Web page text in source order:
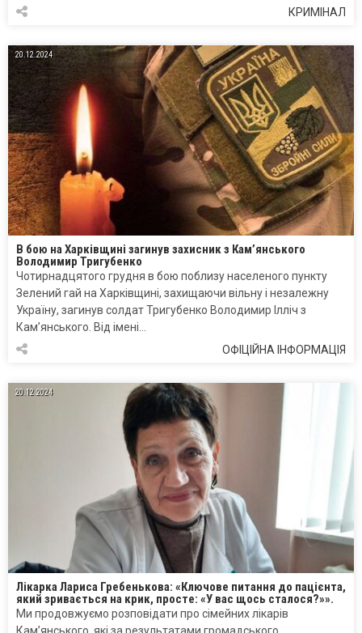
КРИМІНАЛ
20.12.2024
В бою на Харківщині загинув захисник з Кам’янського
Володимир Тригубенко
Чотирнадцятого грудня в бою поблизу населеного пункту
Зелений гай на Харківщині, захищаючи вільну і незалежну
Україну, загинув солдат Тригубенко Володимир Ілліч з
Кам’янського. Від імені…
ОФІЦІЙНА ІНФОРМАЦІЯ
20.12.2024
Лікарка Лариса Гребенькова: «Ключове питання до пацієнта,
який зривається на крик, просте: «У вас щось сталося?»».
Ми продовжуємо розповідати про сімейних лікарів